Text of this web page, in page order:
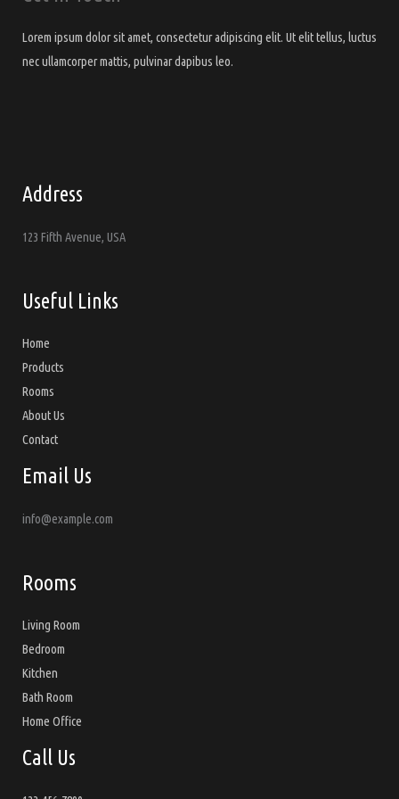
produit
Lorem ipsum dolor sit amet, consectetur adipiscing elit. Ut elit tellus, luctus
nec ullamcorper mattis, pulvinar dapibus leo.
Address
123 Fifth Avenue, USA
Useful Links
Home
Products
Rooms
About Us
Contact
Email Us
info@example.com
Rooms
Living Room
Bedroom
Kitchen
Bath Room
Home Office
Call Us